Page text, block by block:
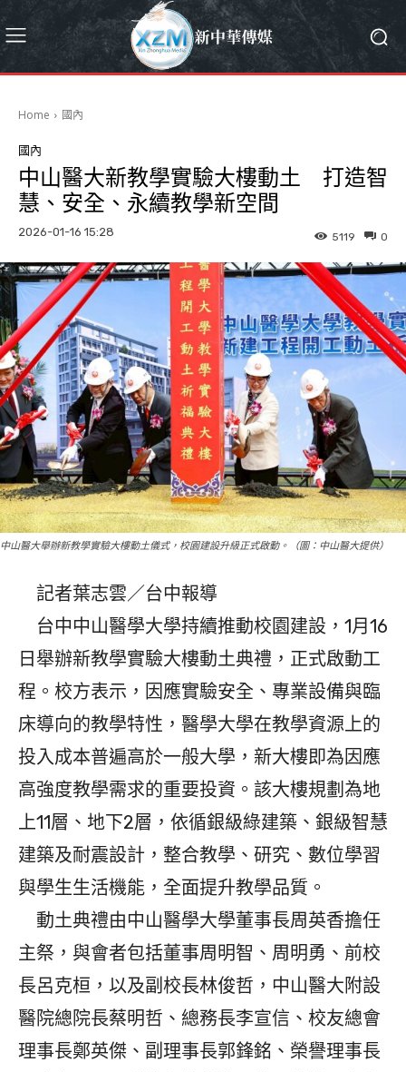
Home 國內
國內
中山醫大新教學實驗大樓動土 打造智
慧、安全、永續教學新空間
2026-01-16 15:28 0
5119
中山醫大舉辦新教學實驗大樓動土儀式，校園建設升級正式啟動。（圖：中山醫大提供）
記者葉志雲／台中報導
台中中山醫學大學持續推動校園建設，1月16
日舉辦新教學實驗大樓動土典禮，正式啟動工
程。校方表示，因應實驗安全、專業設備與臨
床導向的教學特性，醫學大學在教學資源上的
投入成本普遍高於一般大學，新大樓即為因應
高強度教學需求的重要投資。該大樓規劃為地
上11層、地下2層，依循銀級綠建築、銀級智慧
建築及耐震設計，整合教學、研究、數位學習
與學生生活機能，全面提升教學品質。
動土典禮由中山醫學大學董事長周英香擔任
主祭，與會者包括董事周明智、周明勇、前校
長呂克桓，以及副校長林俊哲，中山醫大附設
醫院總院長蔡明哲、總務長李宣信、校友總會
理事長鄭英傑、副理事長郭鋒銘、榮譽理事長